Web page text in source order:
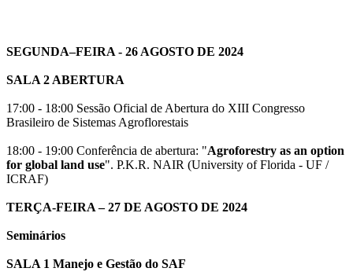
SEGUNDA–FEIRA - 26 AGOSTO DE 2024
SALA 2 ABERTURA
17:00 - 18:00 Sessão Oficial de Abertura do XIII Congresso
Brasileiro de Sistemas Agroflorestais
18:00 - 19:00 Conferência de abertura: "Agroforestry as an option
for global land use". P.K.R. NAIR (University of Florida - UF /
ICRAF)
TERÇA-FEIRA – 27 DE AGOSTO DE 2024
Seminários
SALA 1 Manejo e Gestão do SAF